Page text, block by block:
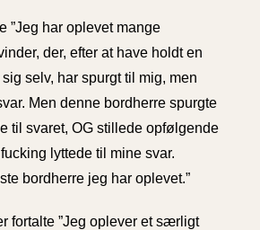
”Jeg har oplevet mange
der, efter at have holdt en
selv, har spurgt til mig, men
Men denne bordherre spurgte
til svaret, OG stillede opfølgende
lyttede til mine svar.
bordherre jeg har oplevet.”
fortalte ”Jeg oplever et særligt